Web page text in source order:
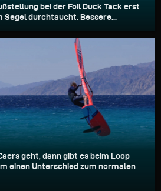
bei der Foil Duck Tack erst
Segel durchtaucht. Bessere...
geht, dann gibt es beim Loop
einen Unterschied zum normalen